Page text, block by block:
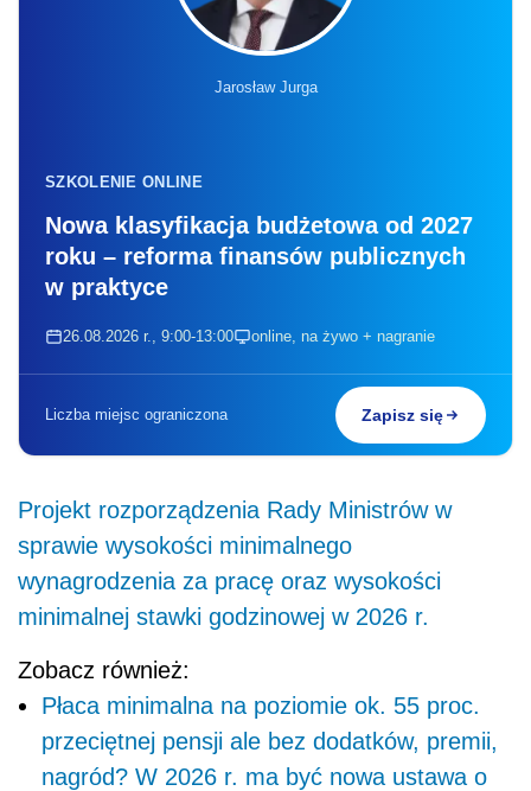
Jarosław Jurga
SZKOLENIE ONLINE
Nowa klasyfikacja budżetowa od 2027
roku – reforma finansów publicznych
w praktyce
26.08.2026 r., 9:00-13:00 online, na żywo + nagranie
Liczba miejsc ograniczona Zapisz się
Projekt rozporządzenia Rady Ministrów w
sprawie wysokości minimalnego
wynagrodzenia za pracę oraz wysokości
minimalnej stawki godzinowej w 2026 r.
Zobacz również:
Płaca minimalna na poziomie ok. 55 proc.
przeciętnej pensji ale bez dodatków, premii,
nagród? W 2026 r. ma być nowa ustawa o